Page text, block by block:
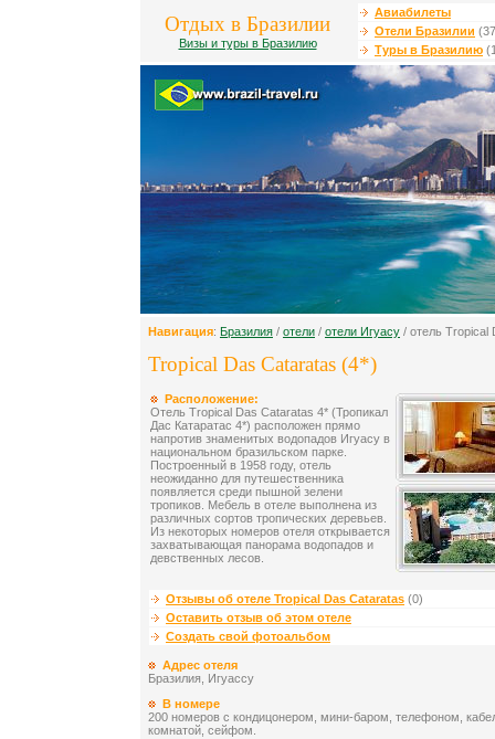
Отдых в Бразилии
Визы и туры в Бразилию
Авиабилеты
Отели Бразилии
Туры в Бразилию
Навигация: Бразилия / отели / отели Игуасу / отель Tropical
Tropical Das Cataratas (4*)
Расположение:
Отель Tropical Das Cataratas 4* (Тропикал
Дас Катаратас 4*) расположен прямо
напротив знаменитых водопадов Игуасу в
национальном бразильском парке.
Построенный в 1958 году, отель
неожиданно для путешественника
появляется среди пышной зелени
тропиков. Мебель в отеле выполнена из
различных сортов тропических деревьев.
Из некоторых номеров отеля открывается
захватывающая панорама водопадов и
девственных лесов.
Отзывы об отеле Tropical Das Cataratas (0)
Оставить отзыв об этом отеле
Создать свой фотоальбом
Адрес отеля
Бразилия, Игуассу
В номере
200 номеров с кондицонером, мини-баром, телефоном,
комнатой, сейфом.